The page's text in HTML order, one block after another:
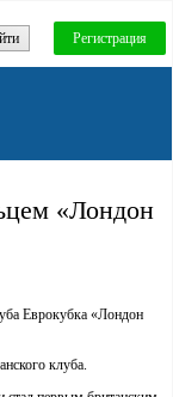
Регистрация
«Лондон
Еврокубка «Лондон
клуба.